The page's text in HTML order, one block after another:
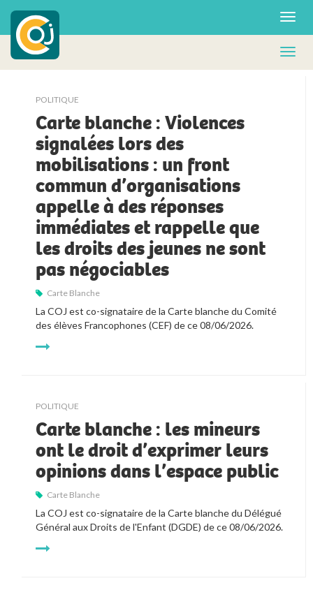
POLITIQUE
Carte blanche : Violences
signalées lors des
mobilisations : un front
commun d’organisations
appelle à des réponses
immédiates et rappelle que
les droits des jeunes ne sont
pas négociables
Carte Blanche
La COJ est co-signataire de la Carte blanche du Comité
des élèves Francophones (CEF) de ce 08/06/2026.
POLITIQUE
Carte blanche : les mineurs
ont le droit d’exprimer leurs
opinions dans l’espace public
Carte Blanche
La COJ est co-signataire de la Carte blanche du Délégué